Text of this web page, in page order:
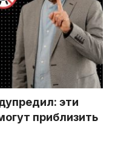
эти
приблизить